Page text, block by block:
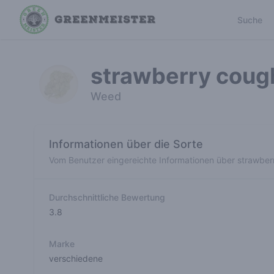
Suche
strawberry
Weed
Informationen über die Sorte
Vom Benutzer eingereichte Informationen über
Durchschnittliche Bewertung
3.8
Marke
verschiedene